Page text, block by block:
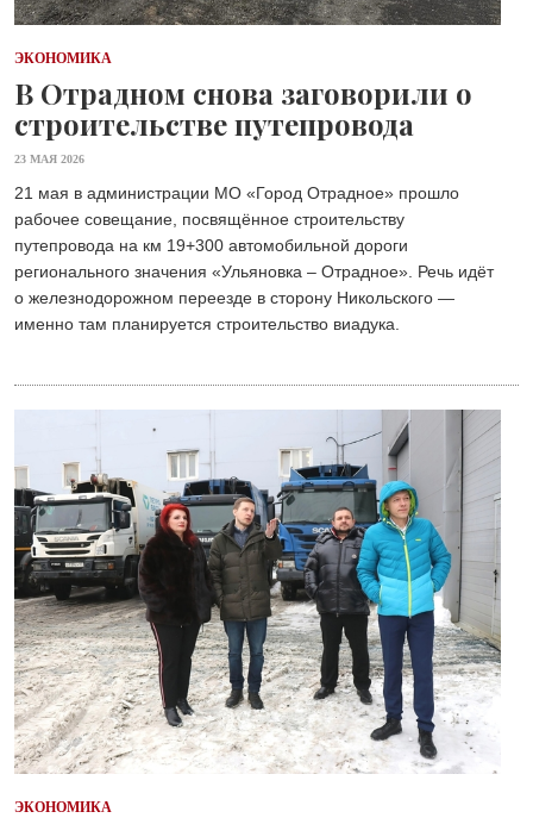
ЭКОНОМИКА
В Отрадном снова заговорили о
строительстве путепровода
23 МАЯ 2026
21 мая в администрации МО «Город Отрадное» прошло
рабочее совещание, посвящённое строительству
путепровода на км 19+300 автомобильной дороги
регионального значения «Ульяновка – Отрадное». Речь идёт
о железнодорожном переезде в сторону Никольского —
именно там планируется строительство виадука.
ЭКОНОМИКА